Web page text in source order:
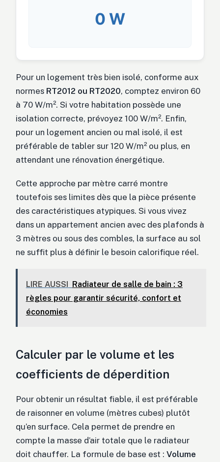
0 W
Pour un logement très bien isolé, conforme aux
normes RT2012 ou RT2020, comptez environ 60
à 70 W/m². Si votre habitation possède une
isolation correcte, prévoyez 100 W/m². Enfin,
pour un logement ancien ou mal isolé, il est
préférable de tabler sur 120 W/m² ou plus, en
attendant une rénovation énergétique.
Cette approche par mètre carré montre
toutefois ses limites dès que la pièce présente
des caractéristiques atypiques. Si vous vivez
dans un appartement ancien avec des plafonds à
3 mètres ou sous des combles, la surface au sol
ne suffit plus à définir le besoin calorifique réel.
LIRE AUSSI
Radiateur de salle de bain : 3
règles pour garantir sécurité, confort et
économies
Calculer par le volume et les
coefficients de déperdition
Pour obtenir un résultat fiable, il est préférable
de raisonner en volume (mètres cubes) plutôt
qu’en surface. Cela permet de prendre en
compte la masse d’air totale que le radiateur
doit chauffer. La formule de base est : Volume